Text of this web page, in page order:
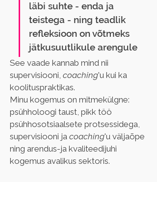
läbi suhte - enda ja
teistega - ning teadlik
refleksioon on võtmeks
jätkusuutlikule arengule
See vaade kannab mind nii
supervisiooni, coaching'u kui ka
koolituspraktikas.
Minu kogemus on mitmekülgne:
psühholoogi taust, pikk töö
psühhosotsiaalsete protsessidega,
supervisiooni ja coaching'u väljaõpe
ning arendus-ja kvaliteedijuhi
kogemus avalikus sektoris.